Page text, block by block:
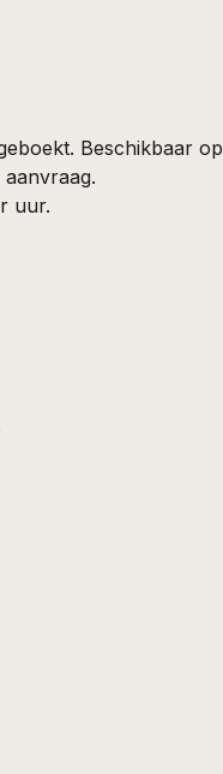
Beschikbaar op
uur.